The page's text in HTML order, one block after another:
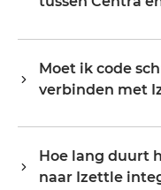
evenredig meegroeien.
Veelvoorkomende
bestellingen,
Alumio handelt alle
in het formaat dat elk
Moet ik code
verbinden met
marketplace bestaan,
visuele interface
Hoe lang duurt
naar Izettle